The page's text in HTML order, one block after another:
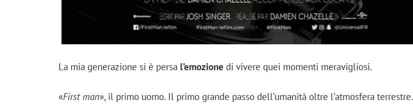
La mia generazione si è persa l’emozione di vivere quei momenti meravigliosi.
«First man», il primo uomo. Il primo grande passo dell’umanità oltre l’atmosfera terrestre.